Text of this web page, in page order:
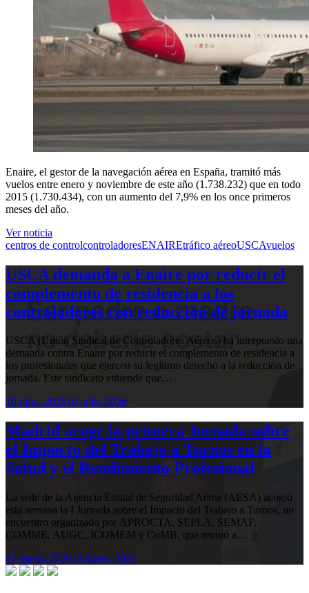
Enaire, el gestor de la navegación aérea en España, tramitó más
vuelos entre enero y noviembre de este año (1.738.232) que en todo
2015 (1.730.434), con un aumento del 7,9% en los once primeros
meses del año.
Ver noticia
centros de controlcontroladoresENAIREtráfico aéreoUSCAvuelos
USCA demanda a Enaire por reducir el
complemento de residencia a los
controladores con reducción de jornada
USCA (Unión Sindical de Controladores Aéreos) ha interpuesto una
demanda contra Enaire por reducir el complemento de residencia a
los profesionales que ejercen su legítimo derecho a la reducción de
jornada. Este sindicato entiende que…
10 julio, 202610 julio, 2026
Madrid acoge la primera Jornada sobre
el Impacto del Trabajo a Turnos en la
Salud y el Rendimiento Profesional
La sede de la Agencia Estatal de Seguridad Aérea (AESA) acogió
esta semana la I Jornada sobre el Impacto del Trabajo a Turnos, un
encuentro organizado por APROCTA, SEPLA, SEMAF,
COMME, AUGC, ICOMEM y CoMB, que reunió a…
13 mayo, 202613 mayo, 2026